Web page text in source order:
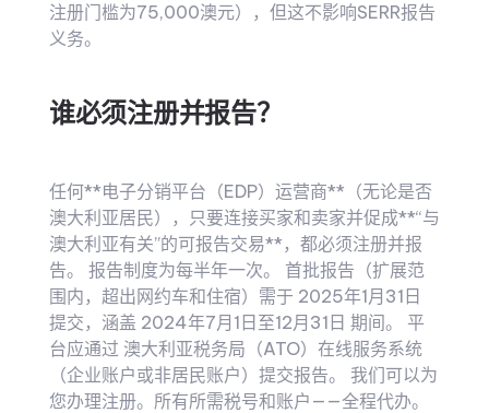
注册门槛为75,000澳元），但这不影响SERR报告
义务。
谁必须注册并报告？
任何**电子分销平台（EDP）运营商**（无论是否
澳大利亚居民），只要连接买家和卖家并促成**“与
澳大利亚有关”的可报告交易**，都必须注册并报
告。 报告制度为每半年一次。 首批报告（扩展范
围内，超出网约车和住宿）需于 2025年1月31日
提交，涵盖 2024年7月1日至12月31日 期间。 平
台应通过 澳大利亚税务局（ATO）在线服务系统
（企业账户或非居民账户）提交报告。 我们可以为
您办理注册。所有所需税号和账户——全程代办。